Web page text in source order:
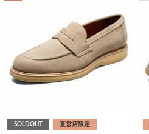
SOLDOUT 直営店限定